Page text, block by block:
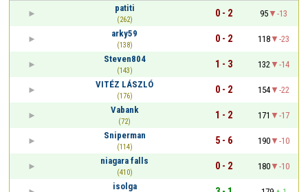
patiti
(262)
0 - 2 95
-13
arky59
(138)
0 - 2 118
-23
Steven804
(143)
1 - 3 132
-14
VITÉZ LÁSZLÓ
(176)
0 - 2 154
-22
Vabank
(72)
1 - 2 171
-17
Sniperman
(114)
5 - 6 190
-10
niagara falls
(410)
0 - 2 180
-10
isolga